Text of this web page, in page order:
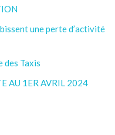
une perte d’activité
des Taxis
AU 1ER AVRIL 2024